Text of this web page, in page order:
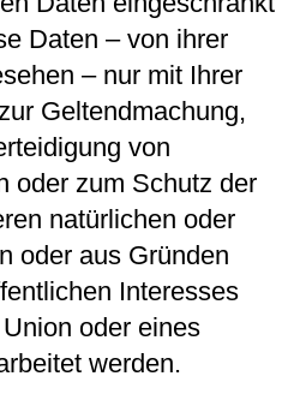
Daten – von ihrer
– nur mit Ihrer
Geltendmachung,
von
oder zum Schutz der
natürlichen oder
oder aus Gründen
Interesses
oder eines
werden.